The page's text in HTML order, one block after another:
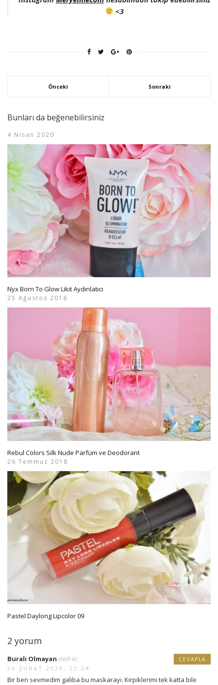
<3
Önceki Sonraki
Bunları da beğenebilirsiniz
4 Nisan 2020
Nyx Born To Glow Likit Aydınlatıcı
25 Ağustos 2018
Rebul Colors Silk Nude Parfüm ve Deodorant
26 Temmuz 2018
Pastel Daylong Lipcolor 09
2 yorum
Buralı Olmayan dedi ki:
26 ŞUBAT 2020, 22:24
Bir ben sevmedim galiba bu maskarayı. Kirpiklerimi tek katta bile
CEVAPLA